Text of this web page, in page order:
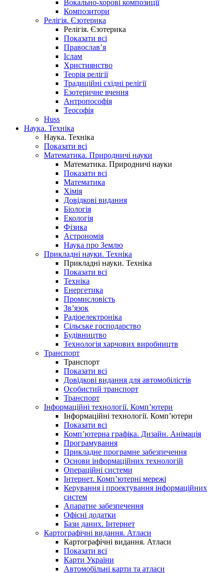
Вокально-хорові композиції
Композитори
Релігія. Єзотерика
Релігія. Єзотерика
Показати всі
Православ’я
Іслам
Християнство
Теорія релігії
Традиційні східні релігії
Езотеричне вчення
Антропософія
Теософія
Huss
Наука. Техніка
Наука. Техніка
Показати всі
Математика. Природничі науки
Математика. Природничі науки
Показати всі
Математика
Хімія
Довідкові видання
Біологія
Екологія
Фізика
Астрономія
Наука про Землю
Прикладні науки. Техніка
Прикладні науки. Техніка
Показати всі
Техніка
Енергетика
Промисловість
Зв’язок
Радіоелектроніка
Сільське господарство
Будівництво
Технологія харчових виробництв
Транспорт
Транспорт
Показати всі
Довідкові видання для автомобілістів
Особистий транспорт
Транспорт
Інформаційні технології. Комп’ютери
Інформаційні технології. Комп’ютери
Показати всі
Комп’ютерна графіка. Дизайн. Анімація
Програмування
Прикладне програмне забезпечення
Основи інформаційних технологій
Операційні системи
Інтернет. Комп’ютерні мережі
Керування і проектування інформаційних
систем
Апаратне забезпечення
Офісні додатки
Бази даних. Інтернет
Картографічні видання. Атласи
Картографічні видання. Атласи
Показати всі
Карти України
Автомобільні карти та атласи